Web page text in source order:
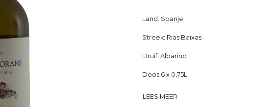
Land: Spanje
Streek: Rias Baixas
Druif: Albarino
Doos 6 x 0,75L
LEES MEER